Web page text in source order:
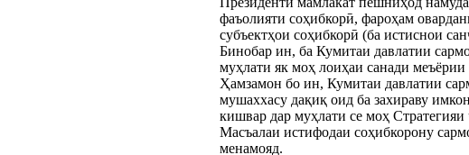
фаъолияти соҳибкорӣ, фароҳам
субъектҳои соҳибкорӣ (ба истиснои
Бинобар ин, ба Кумитаи давлатии
муҳлати як моҳ лоиҳаи санади
Ҳамзамон бо ин, Кумитаи давлатии
мушаххасу дақиқ оид ба захираву
кишвар дар муҳлати се моҳ
Масъалаи истифодаи соҳибкорону
менамояд.